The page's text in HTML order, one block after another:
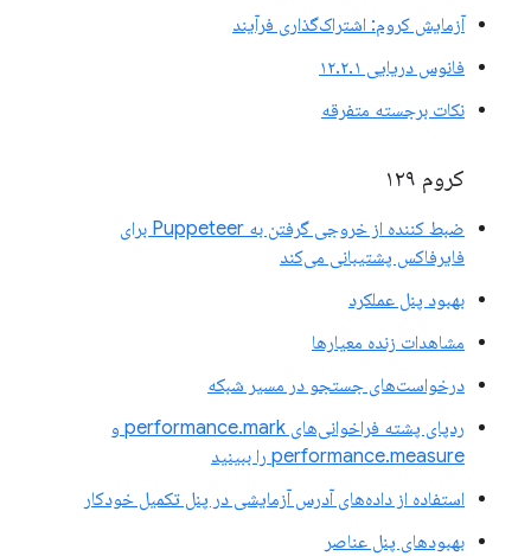
آزمایش کروم: اشتراک‌گذاری فرآیند
فانوس دریایی ۱۲.۲.۱
نکات برجسته متفرقه
کروم ۱۲۹
ضبط کننده از خروجی گرفتن به Puppeteer برای
فایرفاکس پشتیبانی می‌کند
بهبود پنل عملکرد
مشاهدات زنده معیارها
درخواست‌های جستجو در مسیر شبکه
ردپای پشته فراخوانی‌های performance.mark و
performance.measure را ببینید
استفاده از داده‌های آدرس آزمایشی در پنل تکمیل خودکار
بهبودهای پنل عناصر